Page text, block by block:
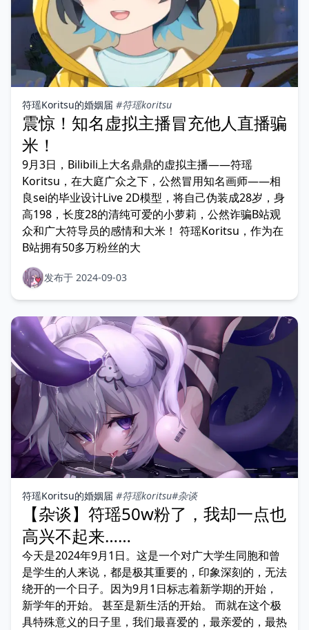
符瑶Koritsu的婚姻届 #符瑶koritsu
震惊！知名虚拟主播冒充他人直播骗
米！
9月3日，Bilibili上大名鼎鼎的虚拟主播——符瑶
Koritsu，在大庭广众之下，公然冒用知名画师——相
良sei的毕业设计Live 2D模型，将自己伪装成28岁，身
高198，长度28的清纯可爱的小萝莉，公然诈骗B站观
众和广大符导员的感情和大米！ 符瑶Koritsu，作为在
B站拥有50多万粉丝的大
发布于 2024-09-03
符瑶Koritsu的婚姻届 #符瑶koritsu#杂谈
【杂谈】符瑶50w粉了，我却一点也
高兴不起来……
今天是2024年9月1日。这是一个对广大学生同胞和曾
是学生的人来说，都是极其重要的，印象深刻的，无法
绕开的一个日子。因为9月1日标志着新学期的开始，
新学年的开始。 甚至是新生活的开始。 而就在这个极
具特殊意义的日子里，我们最喜爱的，最亲爱的，最热